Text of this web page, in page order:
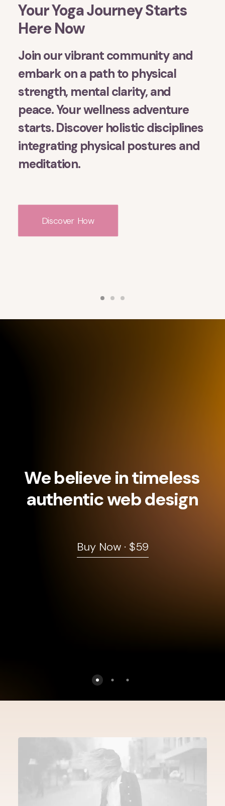
Your Yoga Journey Starts
Here Now
Join our vibrant community and
embark on a path to physical
strength, mental clarity, and
peace. Your wellness adventure
starts. Discover holistic disciplines
integrating physical postures and
meditation.
Discover How
Webelieveintimeless
authenticwebdesign
Buy Now · $59